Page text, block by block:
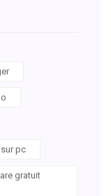
pc
gratuit